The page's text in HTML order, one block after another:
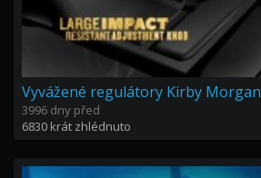
Vyvážené regulátory Kirby Morgan
3996 dny před
6830 krát zhlédnuto